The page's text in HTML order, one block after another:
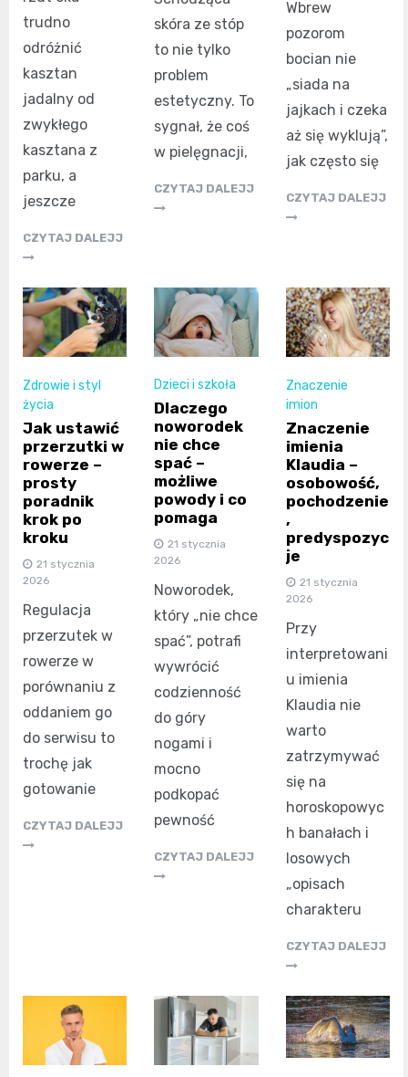
trudno
odróżnić
kasztan
jadalny od
zwykłego
kasztana z
parku, a
jeszcze
CZYTAJ DALEJJ
skóra ze stóp
to nie tylko
problem
estetyczny. To
sygnał, że coś
w pielęgnacji,
CZYTAJ DALEJJ
Wbrew
pozorom
bocian nie
„siada na
jajkach i czeka
aż się wyklują”,
jak często się
CZYTAJ DALEJJ
Zdrowie i styl
życia
Jak ustawić
przerzutki w
rowerze –
prosty
poradnik
krok po
kroku
21 stycznia
2026
Regulacja
przerzutek w
rowerze w
porównaniu z
oddaniem go
do serwisu to
trochę jak
gotowanie
CZYTAJ DALEJJ
Dzieci i szkoła
Dlaczego
noworodek
nie chce
spać –
możliwe
powody i co
pomaga
21 stycznia
2026
Noworodek,
który „nie chce
spać”, potrafi
wywrócić
codzienność
do góry
nogami i
mocno
podkopać
pewność
CZYTAJ DALEJJ
Znaczenie
imion
Znaczenie
imienia
Klaudia –
osobowość,
pochodzenie
,
predyspozyc
je
21 stycznia
2026
Przy
interpretowani
u imienia
Klaudia nie
warto
zatrzymywać
się na
horoskopowyc
h banałach i
losowych
„opisach
charakteru
CZYTAJ DALEJJ